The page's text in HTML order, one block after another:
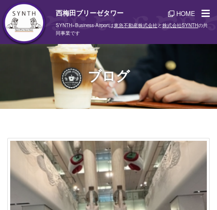
西梅田ブリーゼタワー HOME
SYNTH×Business-Airportは東急不動産株式会社と株式会社SYNTHの共
同事業です
ブログ